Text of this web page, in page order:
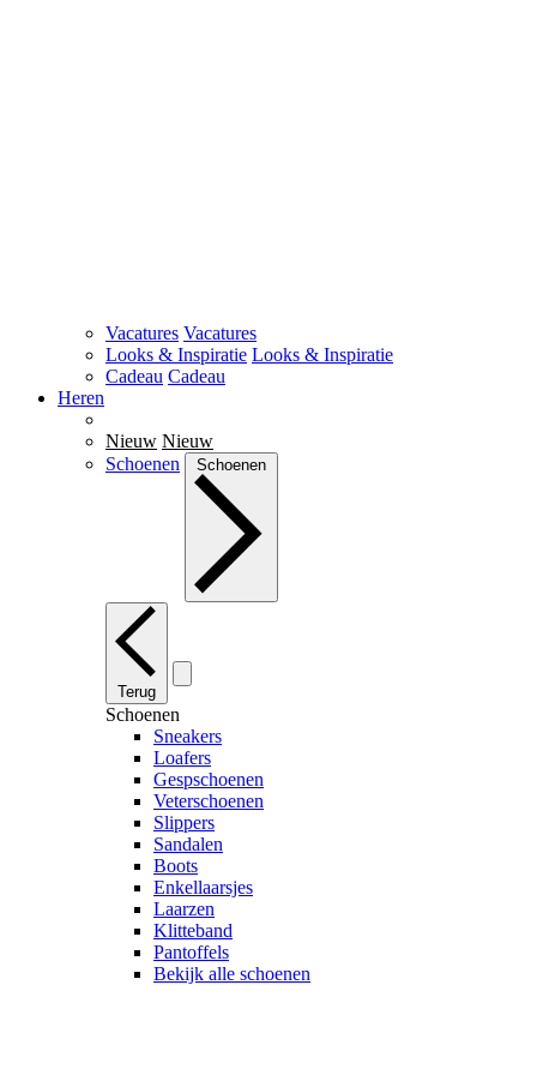
Vacatures Vacatures
Looks & Inspiratie Looks & Inspiratie
Cadeau Cadeau
Heren
Nieuw Nieuw
Schoenen
Schoenen
Terug
Schoenen
Sneakers
Loafers
Gespschoenen
Veterschoenen
Slippers
Sandalen
Boots
Enkellaarsjes
Laarzen
Klitteband
Pantoffels
Bekijk alle schoenen